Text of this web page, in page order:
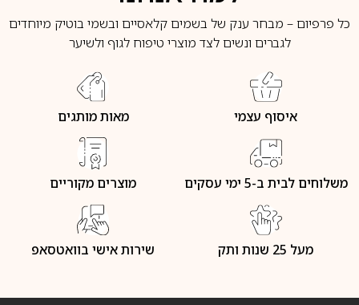
כל פרפיום – מבחר ענק של בשמים קלאסיים ובשמי בוטיק מיוחדים
לגברים ונשים לצד מוצרי טיפוח לגוף ולשיער
איסוף עצמי מאות מותגים
משלוחים לבית ב-5 ימי עסקים מוצרים מקוריים
מעל 25 שנות ותק שירות אישי בוואטסאפ